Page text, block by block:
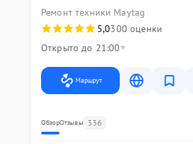
Ремонт техники Maytag
5,0300 оценки
Открыто до 21:00
Маршрут
ОбзорОтзывы 336